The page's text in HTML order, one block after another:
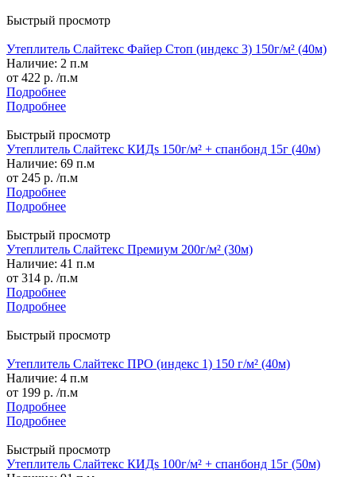
Быстрый просмотр
Утеплитель Слайтекс Файер Стоп (индекс 3) 150г/м² (40м)
Наличие: 2 п.м
от 422 р. /п.м
Подробнее
Подробнее
Быстрый просмотр
Утеплитель Слайтекс КИДs 150г/м² + спанбонд 15г (40м)
Наличие: 69 п.м
от 245 р. /п.м
Подробнее
Подробнее
Быстрый просмотр
Утеплитель Слайтекс Премиум 200г/м² (30м)
Наличие: 41 п.м
от 314 р. /п.м
Подробнее
Подробнее
Быстрый просмотр
Утеплитель Слайтекс ПРО (индекс 1) 150 г/м² (40м)
Наличие: 4 п.м
от 199 р. /п.м
Подробнее
Подробнее
Быстрый просмотр
Утеплитель Слайтекс КИДs 100г/м² + спанбонд 15г (50м)